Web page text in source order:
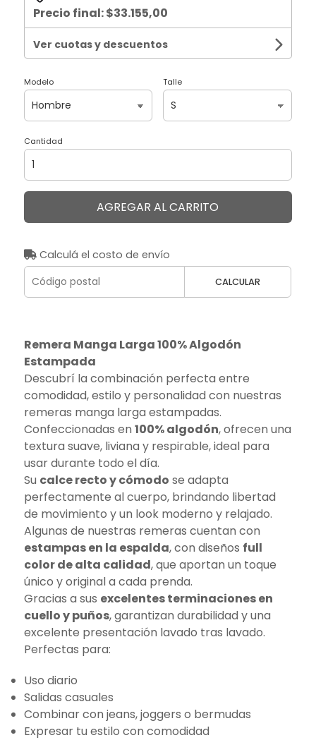
Precio final:$33.155,00
Ver cuotas y descuentos
Modelo Talle
Cantidad
AGREGAR AL CARRITO
Calculá el costo de envío
CALCULAR
Remera Manga Larga 100% Algodón
Estampada
Descubrí la combinación perfecta entre
comodidad, estilo y personalidad con nuestras
remeras manga larga estampadas.
Confeccionadas en 100% algodón, ofrecen una
textura suave, liviana y respirable, ideal para
usar durante todo el día.
Su calce recto y cómodo se adapta
perfectamente al cuerpo, brindando libertad
de movimiento y un look moderno y relajado.
Algunas de nuestras remeras cuentan con
estampas en la espalda, con diseños full
color de alta calidad, que aportan un toque
único y original a cada prenda.
Gracias a sus excelentes terminaciones en
cuello y puños, garantizan durabilidad y una
excelente presentación lavado tras lavado.
Perfectas para:
Uso diario
Salidas casuales
Combinar con jeans, joggers o bermudas
Expresar tu estilo con comodidad